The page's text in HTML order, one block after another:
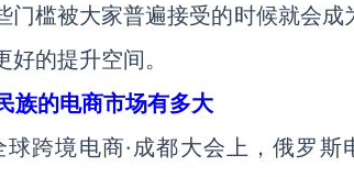
门槛被大家普遍接受的时候就会
的提升空间。
族的电商市场有多大
跨境电商·成都大会上，俄罗